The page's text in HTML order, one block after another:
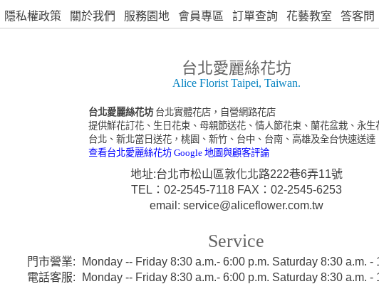
隱私權政策 關於我們 服務園地 會員專區 訂單查詢 花藝教室 答客問
台北愛麗絲花坊
Alice Florist Taipei, Taiwan.
台北愛麗絲花坊 台北實體花店，自營網路花店
提供鮮花訂花、生日花束、母親節送花、情人節花束、蘭花盆栽、永生
台北、新北當日送花，桃園、新竹、台中、台南、高雄及全台快速送達
查看台北愛麗絲花坊 Google 地圖與顧客評論
地址:台北市松山區敦化北路222巷6弄11號
TEL：02-2545-7118 FAX：02-2545-6253
email: service@aliceflower.com.tw
Service
門市營業:
Monday -- Friday 8:30 a.m.- 6:00 p.m. Saturday 8:30 a.m.
電話客服:
Monday -- Friday 8:30 a.m.- 6:00 p.m. Saturday 8:30 a.m.